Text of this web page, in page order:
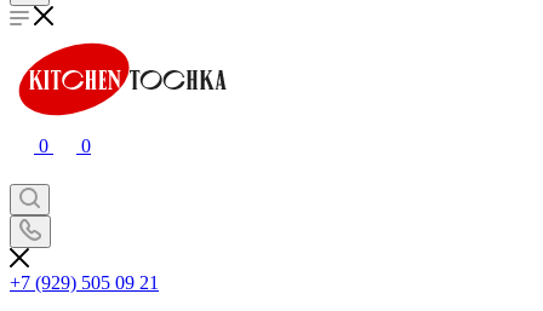
0 0
+7 (929) 505 09 21